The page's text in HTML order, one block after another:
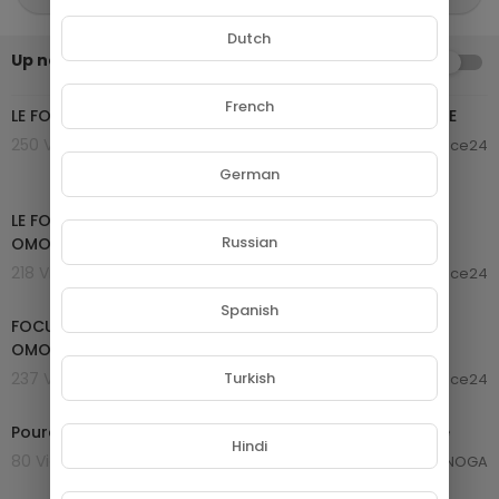
Up next AUTOPLAY
LE FOCUS : Vibrations et spiritualité avec NK OMOTUNDE
250 Views . 20/11/24
laurence24
LE FOCUS : Origine Africaine de la vierge avec NK
OMOTUNDE
218 Views . 20/11/24
laurence24
00:42:02
FOCUS : L'origine africaine des fêtes de Noël avec NK
OMOTUNDE
237 Views . 20/11/24
laurence24
Pourquoi l'Antarctique n'est pas prêt pour le tourisme
80 Views . 28/09/24
NOGA
Dutch
French
German
Russian
Spanish
Turkish
Hindi